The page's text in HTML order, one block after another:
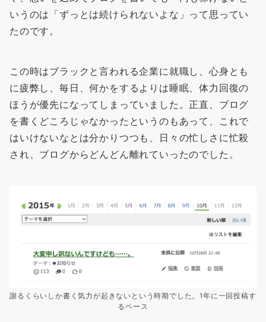
いうのは「ずっとは続けられないよな」って思ってい
たのです。
この時はブラックと言われる企業に就職し、心身とも
に疲弊し、毎日、何かをするよりは睡眠、体力回復の
ほうが優先になってしまっていました。正直、ブログ
を書くどころじゃなかったというのもあって、これで
はいけないなとは分かりつつも、日々の忙しさに忙殺
され、ブログからどんどん離れていったのでした。
謝るくらいしか書く気力が起きないという時期でした。1年に一回投稿す
るペース